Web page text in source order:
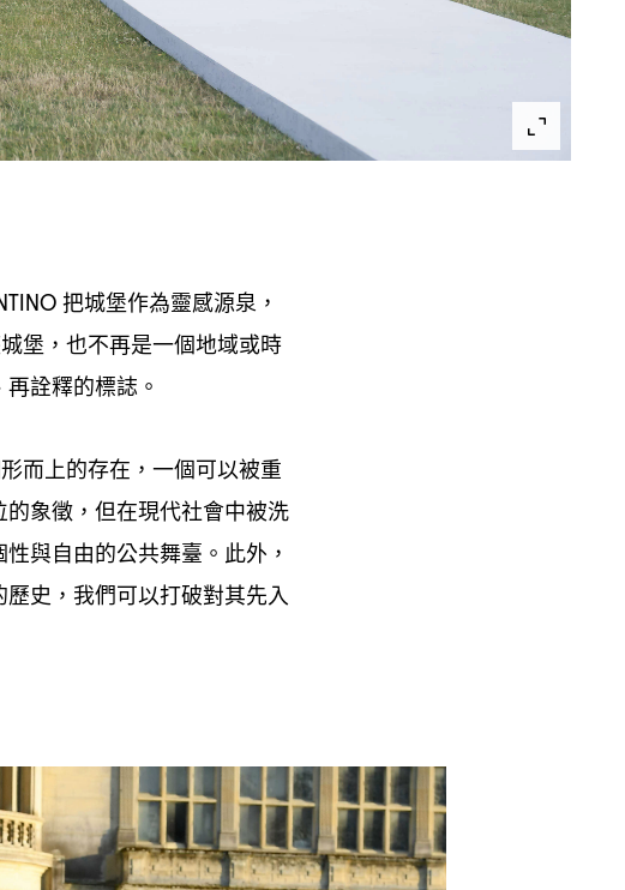
把城堡作為靈感源泉 ，
堡 ， 也不再是一個地域或時
詮釋的標誌。
而上的存在 ， 一個可以被重
的象徵 ， 但在現代社會中被洗
與自由的公共舞臺。此外 ，
歷史 ， 我們可以打破對其先入